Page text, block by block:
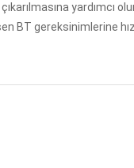
yardımcı
BT gereksinimlerine